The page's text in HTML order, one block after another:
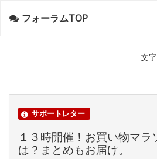
フォーラムTOP
文
サポートレター
１３時開催！お買い物マラ
は？まとめもお届け。